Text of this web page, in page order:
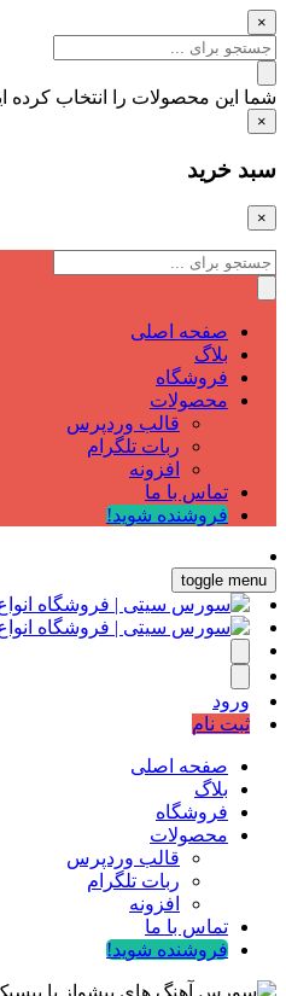
×
شما این محصولات را انتخاب کرده
×
سبد خرید
×
صفحه اصلی
بلاگ
فروشگاه
محصولات
قالب وردپرس
ربات تلگرام
افزونه
تماس با ما
فروشنده شوید!
toggle menu
ورود
ثبت نام
صفحه اصلی
بلاگ
فروشگاه
محصولات
قالب وردپرس
ربات تلگرام
افزونه
تماس با ما
فروشنده شوید!